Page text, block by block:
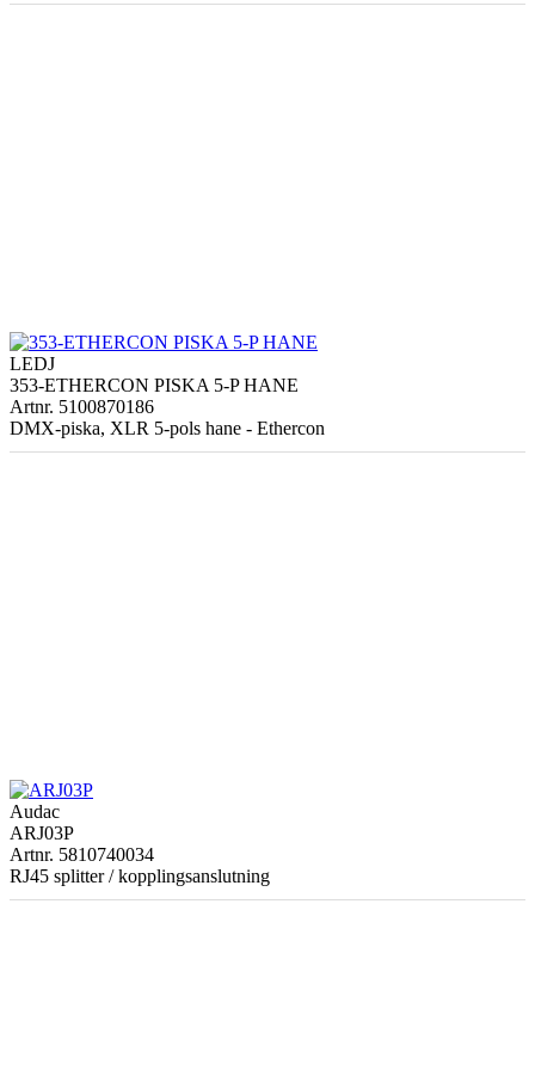
LEDJ
353-ETHERCON PISKA 5-P HANE
Artnr. 5100870186
DMX-piska, XLR 5-pols hane - Ethercon
Audac
ARJ03P
Artnr. 5810740034
RJ45 splitter / kopplingsanslutning